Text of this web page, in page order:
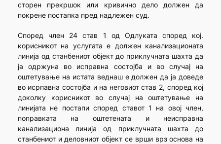
сторен прекршок или кривично дело должен да
покрене постапка пред надлежен суд.
Според член 24 став 1 од Одлуката според кој.
корисникот на услугата е должен канализационата
линија од станбениот објект до приклучната шахта да
ја одржуна во исправна состојба и во случај на
оштетување на истата веднаш е должен да ја доведе
во исрпавна состојба и на неговиот став 2, според кој
доколку корисникот во случај на оштетување на
линијата не постапи според ставот 1 на овој член,
поправката на оштетената и неисправна
канализациона линија од приклучната шахта до
станбениот и деловниот објект се врши врз основа на